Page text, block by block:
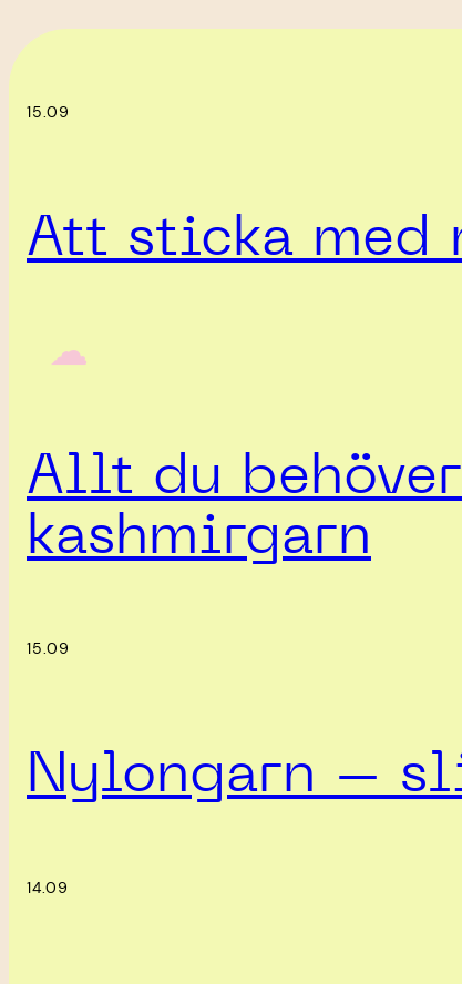
15.09
Att sticka med
‎ ‎‎ ☁︎‎‎
Allt du
kashmirgarn
15.09
Nylongarn –
14.09